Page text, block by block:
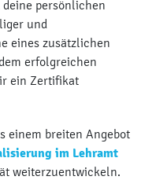
persönlichen
und
eines zusätzlichen
erfolgreichen
ein Zertifikat
einem breiten Angebot
im Lehramt
weiterzuentwickeln.